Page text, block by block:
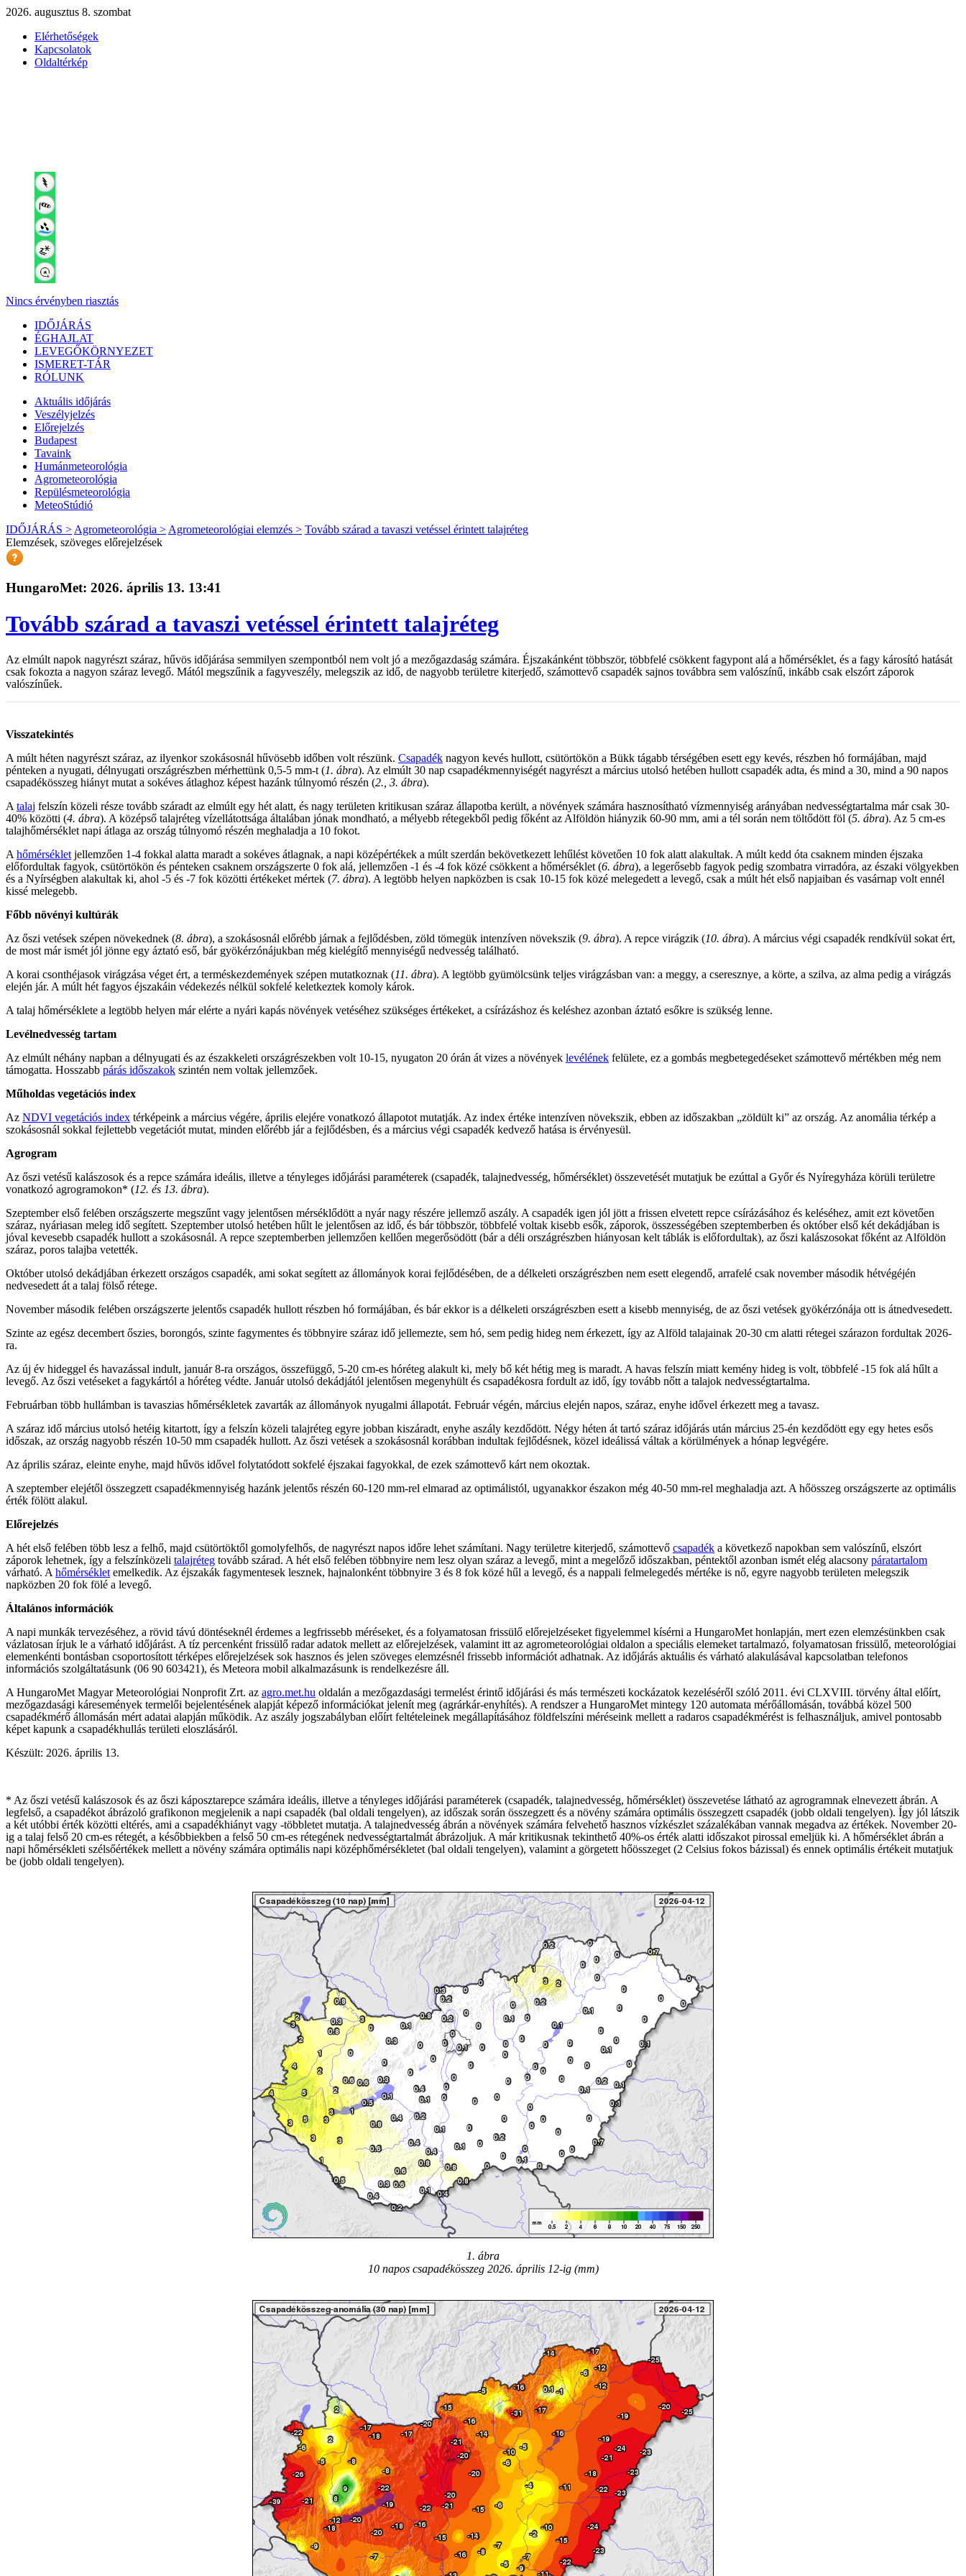
2026. augusztus 8. szombat
Elérhetőségek
Kapcsolatok
Oldaltérkép
Nincs érvényben riasztás
IDŐJÁRÁS
ÉGHAJLAT
LEVEGŐKÖRNYEZET
ISMERET-TÁR
RÓLUNK
Aktuális időjárás
Veszélyjelzés
Előrejelzés
Budapest
Tavaink
Humánmeteorológia
Agrometeorológia
Repülésmeteorológia
MeteoStúdió
IDŐJÁRÁS > Agrometeorológia > Agrometeorológiai elemzés > Tovább szárad a tavaszi vetéssel érintett talajréteg
Elemzések, szöveges előrejelzések
HungaroMet: 2026. április 13. 13:41
Tovább szárad a tavaszi vetéssel érintett talajréteg
Az elmúlt napok nagyrészt száraz, hűvös időjárása semmilyen szempontból nem volt jó a mezőgazdaság számára. Éjszakánként többször, többfelé csökkent fagypont alá a hőmérséklet, és a fagy károsító hatását
csak fokozta a nagyon száraz levegő. Mától megszűnik a fagyveszély, melegszik az idő, de nagyobb területre kiterjedő, számottevő csapadék sajnos továbbra sem valószínű, inkább csak elszórt záporok
valószínűek.
Visszatekintés
A múlt héten nagyrészt száraz, az ilyenkor szokásosnál hűvösebb időben volt részünk. Csapadék nagyon kevés hullott, csütörtökön a Bükk tágabb térségében esett egy kevés, részben hó formájában, majd
pénteken a nyugati, délnyugati országrészben mérhettünk 0,5-5 mm-t (1. ábra). Az elmúlt 30 nap csapadékmennyiségét nagyrészt a március utolsó hetében hullott csapadék adta, és mind a 30, mind a 90 napos
csapadékösszeg hiányt mutat a sokéves átlaghoz képest hazánk túlnyomó részén (2., 3. ábra).
A talaj felszín közeli része tovább száradt az elmúlt egy hét alatt, és nagy területen kritikusan száraz állapotba került, a növények számára hasznosítható vízmennyiség arányában nedvességtartalma már csak 30-
40% közötti (4. ábra). A középső talajréteg vízellátottsága általában jónak mondható, a mélyebb rétegekből pedig főként az Alföldön hiányzik 60-90 mm, ami a tél során nem töltődött föl (5. ábra). Az 5 cm-es
talajhőmérséklet napi átlaga az ország túlnyomó részén meghaladja a 10 fokot.
A hőmérséklet jellemzően 1-4 fokkal alatta maradt a sokéves átlagnak, a napi középértékek a múlt szerdán bekövetkezett lehűlést követően 10 fok alatt alakultak. A múlt kedd óta csaknem minden éjszaka
előfordultak fagyok, csütörtökön és pénteken csaknem országszerte 0 fok alá, jellemzően -1 és -4 fok közé csökkent a hőmérséklet (6. ábra), a legerősebb fagyok pedig szombatra virradóra, az északi völgyekben
és a Nyírségben alakultak ki, ahol -5 és -7 fok közötti értékeket mértek (7. ábra). A legtöbb helyen napközben is csak 10-15 fok közé melegedett a levegő, csak a múlt hét első napjaiban és vasárnap volt ennél
kissé melegebb.
Főbb növényi kultúrák
Az őszi vetések szépen növekednek (8. ábra), a szokásosnál előrébb járnak a fejlődésben, zöld tömegük intenzíven növekszik (9. ábra). A repce virágzik (10. ábra). A március végi csapadék rendkívül sokat ért,
de most már ismét jól jönne egy áztató eső, bár gyökérzónájukban még kielégítő mennyiségű nedvesség található.
A korai csonthéjasok virágzása véget ért, a terméskezdemények szépen mutatkoznak (11. ábra). A legtöbb gyümölcsünk teljes virágzásban van: a meggy, a cseresznye, a körte, a szilva, az alma pedig a virágzás
elején jár. A múlt hét fagyos éjszakáin védekezés nélkül sokfelé keletkeztek komoly károk.
A talaj hőmérséklete a legtöbb helyen már elérte a nyári kapás növények vetéséhez szükséges értékeket, a csírázáshoz és keléshez azonban áztató esőkre is szükség lenne.
Levélnedvesség tartam
Az elmúlt néhány napban a délnyugati és az északkeleti országrészekben volt 10-15, nyugaton 20 órán át vizes a növények levélének felülete, ez a gombás megbetegedéseket számottevő mértékben még nem
támogatta. Hosszabb párás időszakok szintén nem voltak jellemzőek.
Műholdas vegetációs index
Az NDVI vegetációs index térképeink a március végére, április elejére vonatkozó állapotot mutatják. Az index értéke intenzíven növekszik, ebben az időszakban „zöldült ki” az ország. Az anomália térkép a
szokásosnál sokkal fejlettebb vegetációt mutat, minden előrébb jár a fejlődésben, és a március végi csapadék kedvező hatása is érvényesül.
Agrogram
Az őszi vetésű kalászosok és a repce számára ideális, illetve a tényleges időjárási paraméterek (csapadék, talajnedvesség, hőmérséklet) összevetését mutatjuk be ezúttal a Győr és Nyíregyháza körüli területre
vonatkozó agrogramokon* (12. és 13. ábra).
Szeptember első felében országszerte megszűnt vagy jelentősen mérséklődött a nyár nagy részére jellemző aszály. A csapadék igen jól jött a frissen elvetett repce csírázásához és keléséhez, amit ezt követően
száraz, nyáriasan meleg idő segített. Szeptember utolsó hetében hűlt le jelentősen az idő, és bár többször, többfelé voltak kisebb esők, záporok, összességében szeptemberben és október első két dekádjában is
jóval kevesebb csapadék hullott a szokásosnál. A repce szeptemberben jellemzően kellően megerősödött (bár a déli országrészben hiányosan kelt táblák is előfordultak), az őszi kalászosokat főként az Alföldön
száraz, poros talajba vetették.
Október utolsó dekádjában érkezett országos csapadék, ami sokat segített az állományok korai fejlődésében, de a délkeleti országrészben nem esett elegendő, arrafelé csak november második hétvégéjén
nedvesedett át a talaj fölső rétege.
November második felében országszerte jelentős csapadék hullott részben hó formájában, és bár ekkor is a délkeleti országrészben esett a kisebb mennyiség, de az őszi vetések gyökérzónája ott is átnedvesedett.
Szinte az egész decembert őszies, borongós, szinte fagymentes és többnyire száraz idő jellemezte, sem hó, sem pedig hideg nem érkezett, így az Alföld talajainak 20-30 cm alatti rétegei szárazon fordultak 2026-
ra.
Az új év hideggel és havazással indult, január 8-ra országos, összefüggő, 5-20 cm-es hóréteg alakult ki, mely bő két hétig meg is maradt. A havas felszín miatt kemény hideg is volt, többfelé -15 fok alá hűlt a
levegő. Az őszi vetéseket a fagykártól a hóréteg védte. Január utolsó dekádjától jelentősen megenyhült és csapadékosra fordult az idő, így tovább nőtt a talajok nedvességtartalma.
Februárban több hullámban is tavaszias hőmérsékletek zavarták az állományok nyugalmi állapotát. Február végén, március elején napos, száraz, enyhe idővel érkezett meg a tavasz.
A száraz idő március utolsó hetéig kitartott, így a felszín közeli talajréteg egyre jobban kiszáradt, enyhe aszály kezdődött. Négy héten át tartó száraz időjárás után március 25-én kezdődött egy egy hetes esős
időszak, az ország nagyobb részén 10-50 mm csapadék hullott. Az őszi vetések a szokásosnál korábban indultak fejlődésnek, közel ideálissá váltak a körülmények a hónap legvégére.
Az április száraz, eleinte enyhe, majd hűvös idővel folytatódott sokfelé éjszakai fagyokkal, de ezek számottevő kárt nem okoztak.
A szeptember elejétől összegzett csapadékmennyiség hazánk jelentős részén 60-120 mm-rel elmarad az optimálistól, ugyanakkor északon még 40-50 mm-rel meghaladja azt. A hőösszeg országszerte az optimális
érték fölött alakul.
Előrejelzés
A hét első felében több lesz a felhő, majd csütörtöktől gomolyfelhős, de nagyrészt napos időre lehet számítani. Nagy területre kiterjedő, számottevő csapadék a következő napokban sem valószínű, elszórt
záporok lehetnek, így a felszínközeli talajréteg tovább szárad. A hét első felében többnyire nem lesz olyan száraz a levegő, mint a megelőző időszakban, péntektől azonban ismét elég alacsony páratartalom
várható. A hőmérséklet emelkedik. Az éjszakák fagymentesek lesznek, hajnalonként többnyire 3 és 8 fok közé hűl a levegő, és a nappali felmelegedés mértéke is nő, egyre nagyobb területen melegszik
napközben 20 fok fölé a levegő.
Általános információk
A napi munkák tervezéséhez, a rövid távú döntéseknél érdemes a legfrissebb méréseket, és a folyamatosan frissülő előrejelzéseket figyelemmel kísérni a HungaroMet honlapján, mert ezen elemzésünkben csak
vázlatosan írjuk le a várható időjárást. A tíz percenként frissülő radar adatok mellett az előrejelzések, valamint itt az agrometeorológiai oldalon a speciális elemeket tartalmazó, folyamatosan frissülő, meteorológiai
elemenkénti bontásban csoportosított térképes előrejelzések sok hasznos és jelen szöveges elemzésnél frissebb információt adhatnak. Az időjárás aktuális és várható alakulásával kapcsolatban telefonos
információs szolgáltatásunk (06 90 603421), és Meteora mobil alkalmazásunk is rendelkezésre áll.
A HungaroMet Magyar Meteorológiai Nonprofit Zrt. az agro.met.hu oldalán a mezőgazdasági termelést érintő időjárási és más természeti kockázatok kezeléséről szóló 2011. évi CLXVIII. törvény által előírt,
mezőgazdasági káresemények termelői bejelentésének alapját képező információkat jelenít meg (agrárkár-enyhítés). A rendszer a HungaroMet mintegy 120 automata mérőállomásán, továbbá közel 500
csapadékmérő állomásán mért adatai alapján működik. Az aszály jogszabályban előírt feltételeinek megállapításához földfelszíni méréseink mellett a radaros csapadékmérést is felhasználjuk, amivel pontosabb
képet kapunk a csapadékhullás területi eloszlásáról.
Készült: 2026. április 13.
* Az őszi vetésű kalászosok és az őszi káposztarepce számára ideális, illetve a tényleges időjárási paraméterek (csapadék, talajnedvesség, hőmérséklet) összevetése látható az agrogramnak elnevezett ábrán. A
legfelső, a csapadékot ábrázoló grafikonon megjelenik a napi csapadék (bal oldali tengelyen), az időszak során összegzett és a növény számára optimális összegzett csapadék (jobb oldali tengelyen). Így jól látszik
a két utóbbi érték közötti eltérés, ami a csapadékhiányt vagy -többletet mutatja. A talajnedvesség ábrán a növények számára felvehető hasznos vízkészlet százalékában vannak megadva az értékek. November 20-
ig a talaj felső 20 cm-es rétegét, a későbbiekben a felső 50 cm-es rétegének nedvességtartalmát ábrázoljuk. A már kritikusnak tekinthető 40%-os érték alatti időszakot pirossal emeljük ki. A hőmérséklet ábrán a
napi hőmérsékleti szélsőértékek mellett a növény számára optimális napi középhőmérsékletet (bal oldali tengelyen), valamint a görgetett hőösszeget (2 Celsius fokos bázissal) és ennek optimális értékeit mutatjuk
be (jobb oldali tengelyen).
1. ábra
10 napos csapadékösszeg 2026. április 12-ig (mm)